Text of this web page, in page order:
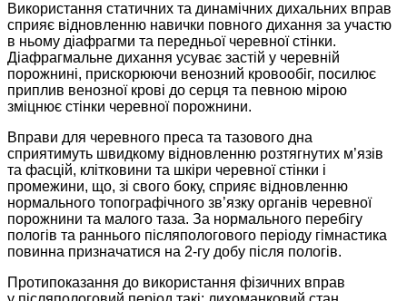
Використання статичних та динамічних дихальних вправ
сприяє відновленню навички повного дихання за участю
в ньому діафрагми та передньої черевної стінки.
Діафрагмальне дихання усуває застій у черевній
порожнині, прискорюючи венозний кровообіг, посилює
приплив венозної крові до серця та певною мірою
зміцнює стінки черевної порожнини.
Вправи для черевного преса та тазового дна
сприятимуть швидкому відновленню розтягнутих м’язів
та фасцій, клітковини та шкіри черевної стінки і
промежини, що, зі свого боку, сприяє відновленню
нормального топографічного зв’язку органів черевної
порожнини та малого таза. За нормального перебігу
пологів та раннього післяпологового періоду гімнастика
повинна призначатися на 2-гу добу після пологів.
Протипоказання до використання фізичних вправ